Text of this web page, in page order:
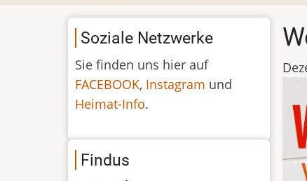
Soziale Netzwerke
Sie finden uns hier auf
FACEBOOK, Instagram und
Heimat-Info.
Findus